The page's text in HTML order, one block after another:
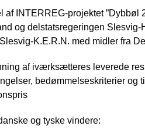
INTERREG-projektet ”Dybbøl
og delstatsregeringen
K.E.R.N. med midler fra
af iværksætteres leverede
bedømmelseskriterier og
og tyske vindere: